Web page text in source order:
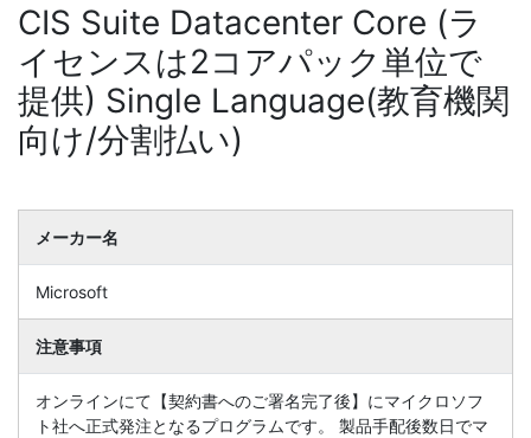
CIS Suite Datacenter Core (ラ
イセンスは2コアパック単位で
提供) Single Language(教育機関
向け/分割払い)
メーカー名
Microsoft
注意事項
オンラインにて【契約書へのご署名完了後】にマイクロソフ
ト社へ正式発注となるプログラムです。 製品手配後数日でマ